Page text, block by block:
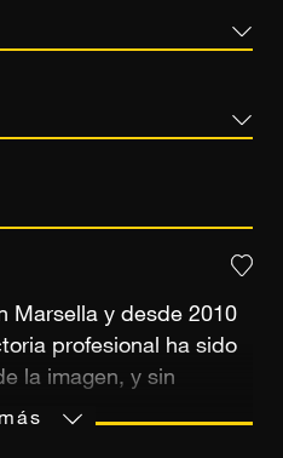
Marsella y desde 2010
profesional ha sido
la imagen, y sin
a la fotografía y